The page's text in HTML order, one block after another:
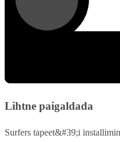
Lihtne paigaldada
Surfers tapeet&#39;i